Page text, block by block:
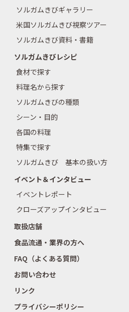
ソルガムきびギャラリー
米国ソルガムきび視察ツアー
ソルガムきび資料・書籍
ソルガムきびレシピ
食材で探す
料理名から探す
ソルガムきびの種類
シーン・目的
各国の料理
特集で探す
ソルガムきび 基本の扱い方
イベント＆インタビュー
イベントレポート
クローズアップインタビュー
取扱店舗
食品流通・業界の方へ
FAQ（よくある質問）
お問い合わせ
リンク
プライバシーポリシー